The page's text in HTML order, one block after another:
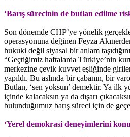
‘Barış sürecinin de butlan edilme
Son dönemde CHP’ye yönelik
operasyonuna değinen Feyza
hukuki değil siyasal bir anlam
“Geçtiğimiz haftalarda Türkiye’nin
merkezine çevik kuvvet eşliğinde
yapıldı. Bu aslında bir çabanın, bir
Butlan, ‘sen yoksun’ demektir. Ya ilk
içinde kalacaksın ya da dışarı
bulunduğumuz barış süreci için de
‘Yerel demokrasi deneyimlerini